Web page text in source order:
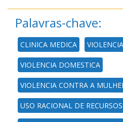
Palavras-chave:
CLINICA MEDICA
VIOLENCIA DOMESTICA
VIOLENCIA CONTRA A
USO RACIONAL DE